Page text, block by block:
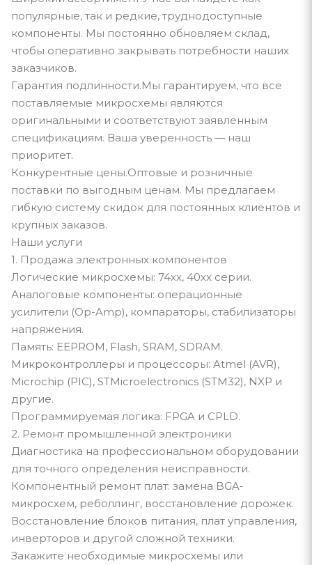
популярные, так и редкие, труднодоступные
компоненты. Мы постоянно обновляем склад,
чтобы оперативно закрывать потребности наших
заказчиков.
Гарантия подлинности.Мы гарантируем, что все
поставляемые микросхемы являются
оригинальными и соответствуют заявленным
спецификациям. Ваша уверенность — наш
приоритет.
Конкурентные цены.Оптовые и розничные
поставки по выгодным ценам. Мы предлагаем
гибкую систему скидок для постоянных клиентов и
крупных заказов.
Наши услуги
1. Продажа электронных компонентов
Логические микросхемы: 74xx, 40xx серии.
Аналоговые компоненты: операционные
усилители (Op-Amp), компараторы, стабилизаторы
напряжения.
Память: EEPROM, Flash, SRAM, SDRAM.
Микроконтроллеры и процессоры: Atmel (AVR),
Microchip (PIC), STMicroelectronics (STM32), NXP и
другие.
Программируемая логика: FPGA и CPLD.
2. Ремонт промышленной электроники
Диагностика на профессиональном оборудовании
для точного определения неисправности.
Компонентный ремонт плат: замена BGA-
микросхем, реболлинг, восстановление дорожек.
Восстановление блоков питания, плат управления,
инверторов и другой сложной техники.
Закажите необходимые микросхемы или